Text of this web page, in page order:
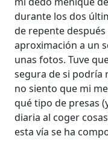
durante los dos
de repente
aproximación a un
unas fotos. Tuve
segura de si podría
no siento que mi
qué tipo de presas
diaria al coger
esta vía se ha